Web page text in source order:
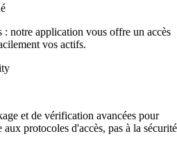
: notre application vous offre un accès
vos actifs.
et de vérification avancées pour
protocoles d'accès, pas à la sécurité